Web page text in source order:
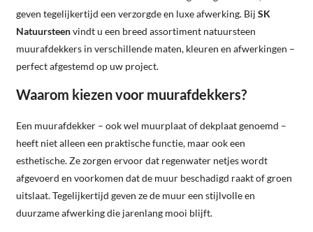
geven tegelijkertijd een verzorgde en luxe afwerking. Bij SK
Natuursteenvindt u een breed assortiment natuursteen
muurafdekkers in verschillende maten, kleuren en afwerkingen –
perfect afgestemd op uw project.
Waarom kiezen voor muurafdekkers?
Een muurafdekker – ook wel muurplaat of dekplaat genoemd –
heeft niet alleen een praktische functie, maar ook een
esthetische. Ze zorgen ervoor dat regenwater netjes wordt
afgevoerd en voorkomen dat de muur beschadigd raakt of groen
uitslaat. Tegelijkertijd geven ze de muur een stijlvolle en
duurzame afwerking die jarenlang mooi blijft.